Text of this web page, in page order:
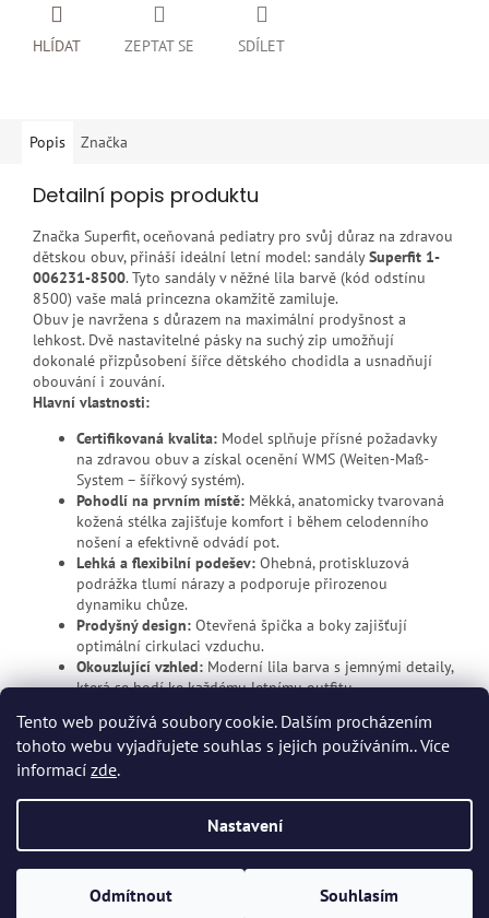
Tento web používá soubory cookie. Dalším procházením
tohoto webu vyjadřujete souhlas s jejich používáním.. Více
informací zde.
Nastavení
Odmítnout Souhlasím
ZEPTAT SE
HLÍDAT SDÍLET
Popis Značka
Detailní popis produktu
Značka Superfit, oceňovaná pediatry pro svůj důraz na zdravou
dětskou obuv, přináší ideální letní model: sandály Superfit 1-
006231-8500. Tyto sandály v něžné lila barvě (kód odstínu
8500) vaše malá princezna okamžitě zamiluje.
Obuv je navržena s důrazem na maximální prodyšnost a
lehkost. Dvě nastavitelné pásky na suchý zip umožňují
dokonalé přizpůsobení šířce dětského chodidla a usnadňují
obouvání i zouvání.
Hlavní vlastnosti:
Certifikovaná kvalita: Model splňuje přísné požadavky
na zdravou obuv a získal ocenění WMS (Weiten-Maß-
System – šířkový systém).
Pohodlí na prvním místě: Měkká, anatomicky tvarovaná
kožená stélka zajišťuje komfort i během celodenního
nošení a efektivně odvádí pot.
Lehká a flexibilní podešev: Ohebná, protiskluzová
podrážka tlumí nárazy a podporuje přirozenou
dynamiku chůze.
Prodyšný design: Otevřená špička a boky zajišťují
optimální cirkulaci vzduchu.
Okouzlující vzhled: Moderní lila barva s jemnými detaily,
která se hodí ke každému letnímu outfitu.
Dvort.cz - Zdravotnické potřeby